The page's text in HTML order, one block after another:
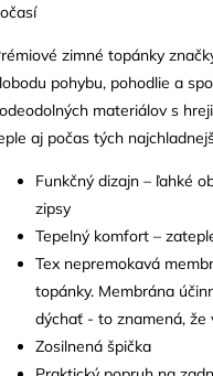
zimné topánky
pohybu, pohodlie a
materiálov s
aj počas tých
Funkčný dizajn – ľahké
zipsy
Tepelný komfort –
Tex nepremokavá
topánky. Membrána
dýchať - to znamená,
Zosilnená špička